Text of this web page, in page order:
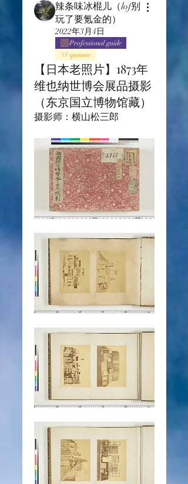
辣条味冰棍儿（lof别
玩了要氪金的）
2022年3月4日
Professional guide
sponsor
【日本老照片】1873年
维也纳世博会展品摄影
（东京国立博物馆藏）
摄影师：横山松三郎